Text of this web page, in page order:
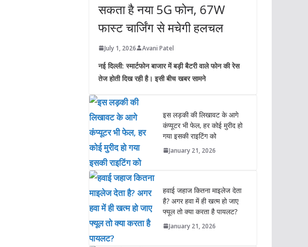
सकता है नया 5G फोन, 67W
फास्ट चार्जिंग से मचेगी हलचल
July 1, 2026 Avani Patel
नई दिल्ली: स्मार्टफोन बाजार में बड़ी बैटरी वाले फोन की रेस
तेज होती दिख रही है। इसी बीच खबर सामने
इस लड़की की लिखावट के आगे
कंप्यूटर भी फेल, हर कोई मुरीद हो
गया इसकी राइटिंग को
January 21, 2026
हवाई जहाज कितना माइलेज देता
है? अगर हवा में ही खत्म हो जाए
फ्यूल तो क्या करता है पायलट?
January 21, 2026